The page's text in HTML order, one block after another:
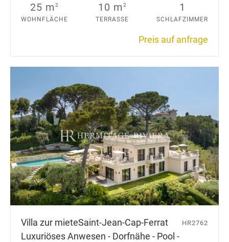
25 m2
WOHNFLÄCHE
10 m2
TERRASSE
1
SCHLAFZIMMER
Preis auf anfrage
Villa zur mieteSaint-Jean-Cap-Ferrat
Luxuriöses Anwesen - Dorfnähe - Pool -
HR2762